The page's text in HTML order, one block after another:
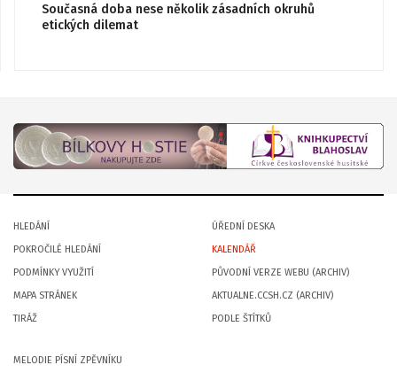
Současná doba nese několik zásadních okruhů
etických dilemat
HLEDÁNÍ
POKROČILÉ HLEDÁNÍ
PODMÍNKY VYUŽITÍ
MAPA STRÁNEK
TIRÁŽ
ÚŘEDNÍ DESKA
KALENDÁŘ
PŮVODNÍ VERZE WEBU (ARCHIV)
AKTUALNE.CCSH.CZ (ARCHIV)
PODLE ŠTÍTKŮ
MELODIE PÍSNÍ ZPĚVNÍKU